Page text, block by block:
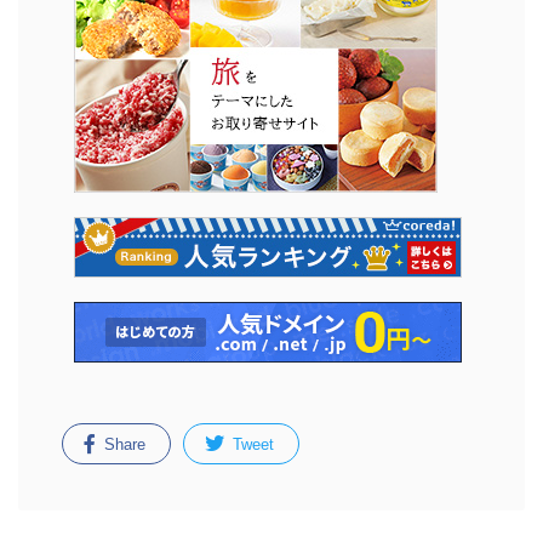
Share Tweet